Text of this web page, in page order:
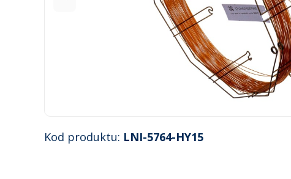
Kod produktu: LNI-5764-HY15